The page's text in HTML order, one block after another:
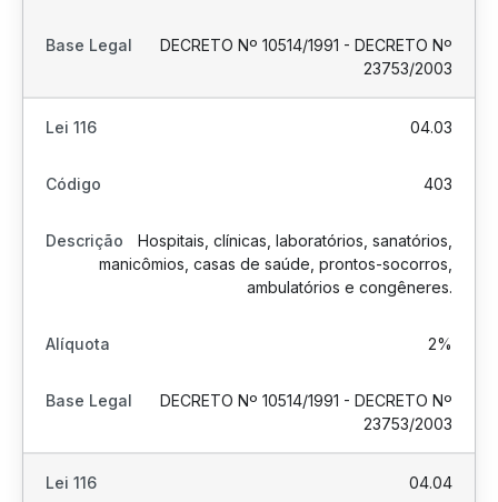
DECRETO Nº 10514/1991 - DECRETO Nº
23753/2003
04.03
403
Hospitais, clínicas, laboratórios, sanatórios,
manicômios, casas de saúde, prontos-socorros,
ambulatórios e congêneres.
2%
DECRETO Nº 10514/1991 - DECRETO Nº
23753/2003
04.04